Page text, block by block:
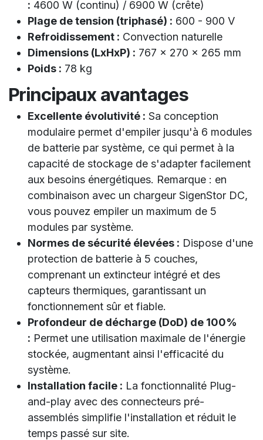
: 4600 W (continu) / 6900 W (crête)
Plage de tension (triphasé) : 600 - 900 V
Refroidissement : Convection naturelle
Dimensions (LxHxP) : 767 x 270 x 265 mm
Poids : 78 kg
Principaux avantages
Excellente évolutivité : Sa conception
modulaire permet d'empiler jusqu'à 6 modules
de batterie par système, ce qui permet à la
capacité de stockage de s'adapter facilement
aux besoins énergétiques. Remarque : en
combinaison avec un chargeur SigenStor DC,
vous pouvez empiler un maximum de 5
modules par système.
Normes de sécurité élevées : Dispose d'une
protection de batterie à 5 couches,
comprenant un extincteur intégré et des
capteurs thermiques, garantissant un
fonctionnement sûr et fiable.
Profondeur de décharge (DoD) de 100%
: Permet une utilisation maximale de l'énergie
stockée, augmentant ainsi l'efficacité du
système.
Installation facile : La fonctionnalité Plug-
and-play avec des connecteurs pré-
assemblés simplifie l'installation et réduit le
temps passé sur site.